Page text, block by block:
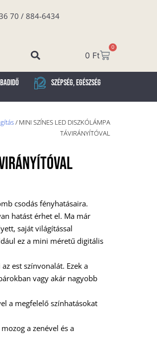
70 / 884-6434
0 Ft
0
Szépség, Egészség
/ MINI SZÍNES LED DISZKÓLÁMPA
TÁVIRÁNYÍTÓVAL
csodás fényhatásaira.
hatást érhet el. Ma már
saját világítással
ez a mini méretű digitális
est színvonalát. Ezek a
vagy akár nagyobb
a megfelelő színhatásokat
a zenével és a